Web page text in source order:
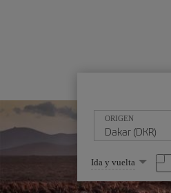
ORIGEN
Seleccione
una
opción
Ida y vuelta